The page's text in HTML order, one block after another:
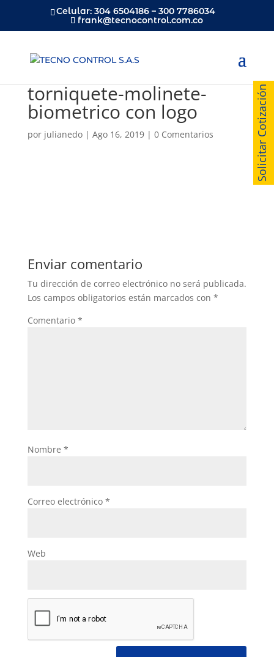
Celular: 304 6504186 – 300 7786034
frank@tecnocontrol.com.co
torniquete-molinete-
biometrico con logo
por julianedo| Ago 16, 2019| 0 Comentarios
Enviar comentario
Tu dirección de correo electrónico no será publicada.
Los campos obligatorios están marcados con *
Comentario *
Nombre *
Correo electrónico *
Web
Solicitar Cotización